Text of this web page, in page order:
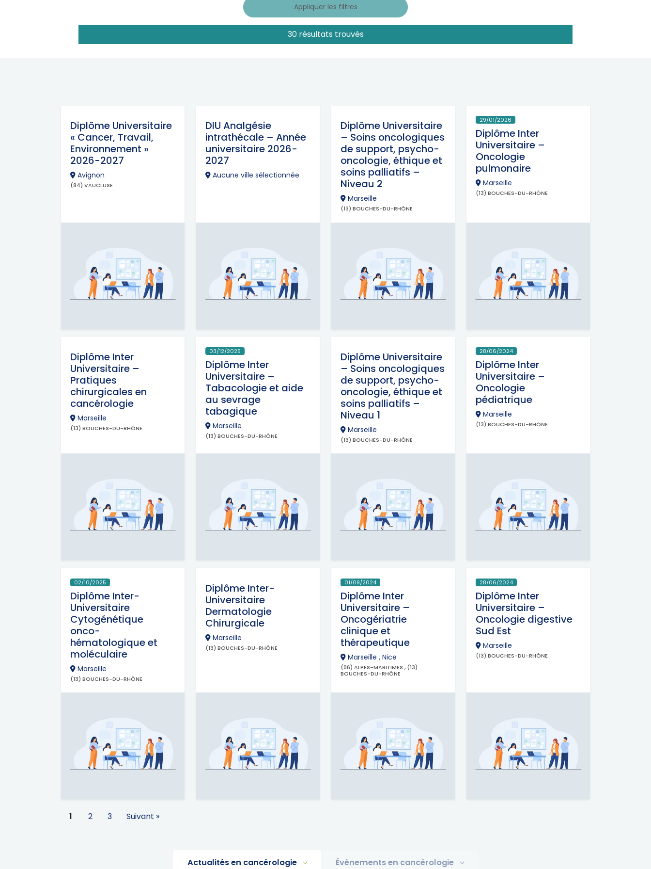
Appliquer les filtres
30 résultats trouvés
Diplôme Universitaire
« Cancer, Travail,
Environnement »
2026-2027
Avignon
(84) VAUCLUSE
DIU Analgésie
intrathécale – Année
universitaire 2026-
2027
Aucune ville sélectionnée
Diplôme Universitaire
– Soins oncologiques
de support, psycho-
oncologie, éthique et
soins palliatifs –
Niveau 2
Marseille
(13) BOUCHES-DU-RHÔNE
29/01/2026
Diplôme Inter
Universitaire –
Oncologie
pulmonaire
Marseille
(13) BOUCHES-DU-RHÔNE
Diplôme Inter
Universitaire –
Pratiques
chirurgicales en
cancérologie
Marseille
(13) BOUCHES-DU-RHÔNE
03/12/2025
Diplôme Inter
Universitaire –
Tabacologie et aide
au sevrage
tabagique
Marseille
(13) BOUCHES-DU-RHÔNE
Diplôme Universitaire
– Soins oncologiques
de support, psycho-
oncologie, éthique et
soins palliatifs –
Niveau 1
Marseille
(13) BOUCHES-DU-RHÔNE
28/06/2024
Diplôme Inter
Universitaire –
Oncologie
pédiatrique
Marseille
(13) BOUCHES-DU-RHÔNE
02/10/2025
Diplôme Inter-
Universitaire
Cytogénétique
onco-
hématologique et
moléculaire
Marseille
(13) BOUCHES-DU-RHÔNE
Diplôme Inter-
Universitaire
Dermatologie
Chirurgicale
Marseille
(13) BOUCHES-DU-RHÔNE
01/09/2024
Diplôme Inter
Universitaire –
Oncogériatrie
clinique et
thérapeutique
Marseille , Nice
(06) ALPES-MARITIMES , (13)
BOUCHES-DU-RHÔNE
28/06/2024
Diplôme Inter
Universitaire –
Oncologie digestive
Sud Est
Marseille
(13) BOUCHES-DU-RHÔNE
1 2 3 Suivant »
Actualités en cancérologie Évènements en cancérologie